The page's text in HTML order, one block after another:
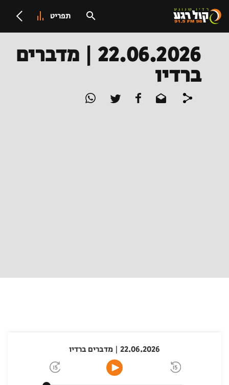
תפריט
22.06.2026 | מדברים
ברדיו
22.06.2026 | מדברים ברדיו